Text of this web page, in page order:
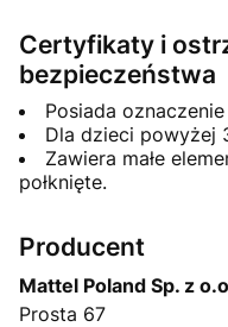
Certyfikaty i
bezpieczeństwa
Posiada
Dla dzieci powyżej
Zawiera małe
połknięte.
Producent
Mattel Poland Sp. z
Prosta 67